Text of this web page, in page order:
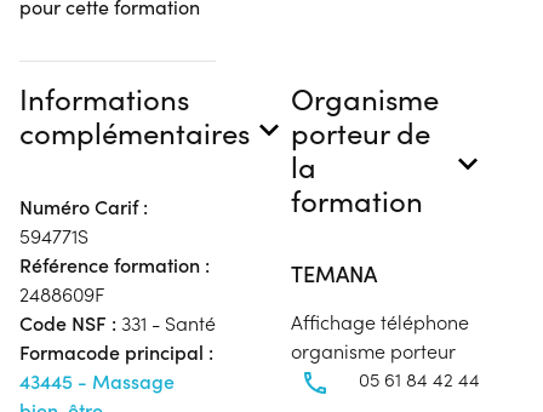
pour cette formation
Informations
complémentaires
Numéro Carif :
594771S
Référence formation :
2488609F
Code NSF : 331 - Santé
Formacode principal :
43445 - Massage
Organisme
porteur de
la
formation
TEMANA
Affichage téléphone
organisme porteur
05 61 84 42 44